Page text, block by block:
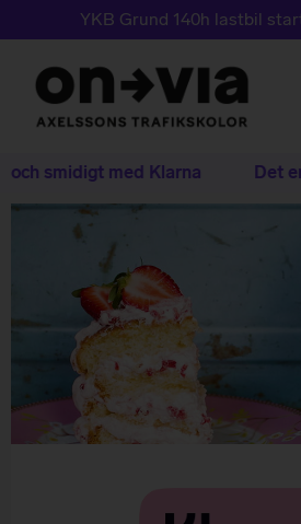
YKB Grund 140h lastbil
smidigt med Klarna Det